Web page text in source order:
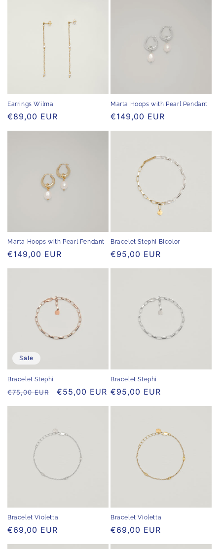
Earrings Wilma
Normaler
Preis
€89,00 EUR
Marta Hoops with Pearl Pendant
Normaler
Preis
€149,00 EUR
Marta Hoops with Pearl Pendant
Normaler
Preis
€149,00 EUR
Bracelet Stephi Bicolor
Normaler
Preis
€95,00 EUR
Sale
Bracelet Stephi
Normaler
Preis
€75,00 EUR Verkaufspreis
€55,00 EUR
Bracelet Stephi
Normaler
Preis
€95,00 EUR
Bracelet Violetta
Normaler
€69,00 EUR
Bracelet Violetta
Normaler
€69,00 EUR